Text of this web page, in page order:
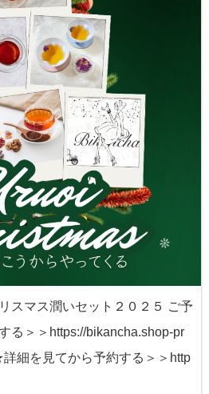
スマス潤いセット２０２５ ご予
る＞＞https://bikancha.shop-pr
細を見てから予約する＞＞http